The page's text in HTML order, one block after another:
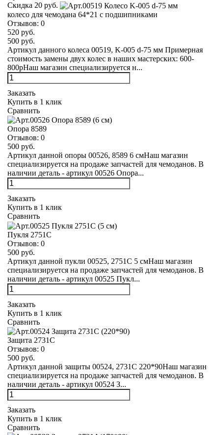
Скидка 20 руб.
колесо для чемодана 64*21 с подшипниками
Отзывов: 0
520 руб.
500 руб.
Артикул данного колеса 00519, K-005 d-75 мм Примерная
стоимость замены двух колес в наших мастерских: 600-
800рНаш магазин специализируется н...
Заказать
Купить в 1 клик
Сравнить
Опора 8589
Отзывов: 0
500 руб.
Артикул данной опоры 00526, 8589 6 смНаш магазин
специализируется на продаже запчастей для чемоданов. В
наличии деталь - артикул 00526 Опора...
Заказать
Купить в 1 клик
Сравнить
Пукля 2751С
Отзывов: 0
500 руб.
Артикул данной пукли 00525, 2751С 5 смНаш магазин
специализируется на продаже запчастей для чемоданов. В
наличии деталь - артикул 00525 Пукл...
Заказать
Купить в 1 клик
Сравнить
Защита 2731С
Отзывов: 0
500 руб.
Артикул данной защиты 00524, 2731С 220*90Наш магазин
специализируется на продаже запчастей для чемоданов. В
наличии деталь - артикул 00524 З...
Заказать
Купить в 1 клик
Сравнить